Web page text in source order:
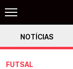
NOTÍCIAS
FUTSAL